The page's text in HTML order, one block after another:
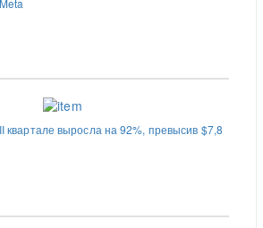
квартале выросла на 92%, превысив $7,8